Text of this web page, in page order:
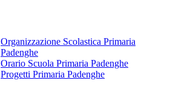
Organizzazione Scolastica Primaria
Padenghe
Orario Scuola Primaria Padenghe
Progetti Primaria Padenghe